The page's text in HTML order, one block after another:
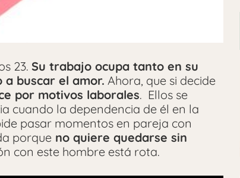
23. Su trabajo ocupa tanto en su
buscar el amor. Ahora, que si decide
por motivos laborales. Ellos se
cuando la dependencia de él en la
pasar momentos en pareja con
porque no quiere quedarse sin
con este hombre está rota.